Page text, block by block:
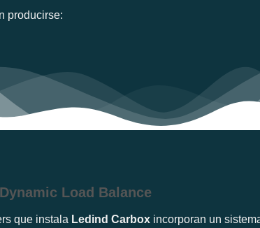
producirse:
Load Balance
que instala Ledind Carbox incorporan un